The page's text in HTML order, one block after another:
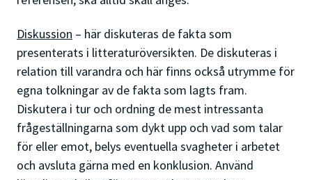
Diskussion – här diskuteras de fakta som
presenterats i litteraturöversikten. De diskuteras i
relation till varandra och här finns också utrymme för
egna tolkningar av de fakta som lagts fram.
Diskutera i tur och ordning de mest intressanta
frågeställningarna som dykt upp och vad som talar
för eller emot, belys eventuella svagheter i arbetet
och avsluta gärna med en konklusion. Använd